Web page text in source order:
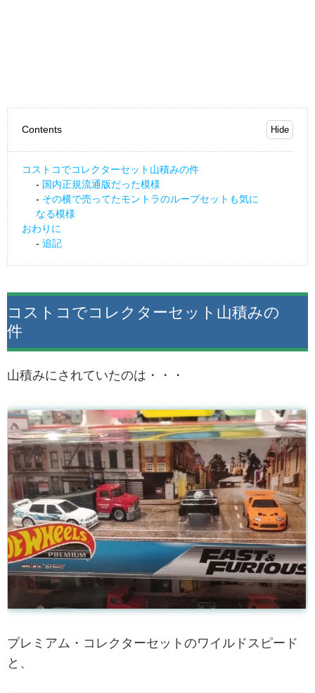
Contents
コストコでコレクターセット山積みの件
国内正規流通版だった模様
その横で売ってたモントラのループセットも気に
なる模様
おわりに
追記
コストコでコレクターセット山積みの
件
山積みにされていたのは・・・
プレミアム・コレクターセットのワイルドスピード
と、